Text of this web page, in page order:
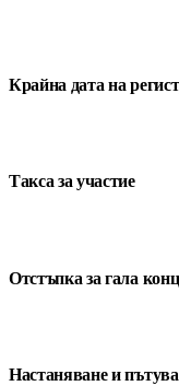
Крайна дата на
Такса за участие
плащане на такса
Отстъпка за гала
Настаняване и